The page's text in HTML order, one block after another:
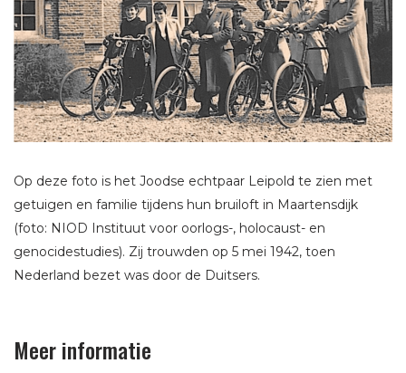
Op deze foto is het Joodse echtpaar Leipold te zien met
getuigen en familie tijdens hun bruiloft in Maartensdijk
(foto: NIOD Instituut voor oorlogs-, holocaust- en
genocidestudies). Zij trouwden op 5 mei 1942, toen
Nederland bezet was door de Duitsers.
Meer informatie